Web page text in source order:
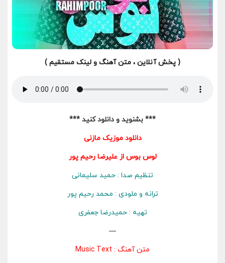
( پخش آنلاین ، متن آهنگ و لینک مستقیم )
*** بشنوید و دانلود کنید ***
دانلود موزیک مازنی
لوس بوس از علیرضا رحیم پور
تنظیم صدا : حمید سلیمانی
ترانه و ملودی : محمد رحیم پور
تهیه : حمیدرضا جعفری
—
متن آهنگ :